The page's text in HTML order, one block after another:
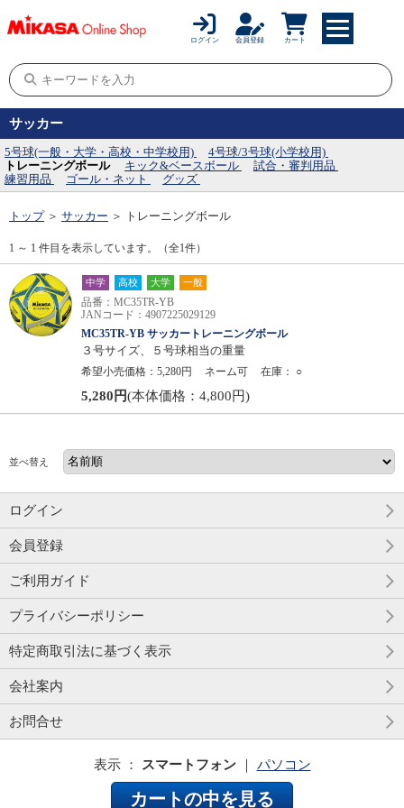
ログイン 会員登録 カート
サッカー
5号球(一般・大学・高校・中学校用)
4号球/3号球(小学校用)
トレーニングボール
キック&ベースボール
試合・審判用品
練習用品
ゴール・ネット グッズ
トップ ＞ サッカー ＞ トレーニングボール
1 ～ 1 件目を表示しています。（全1件）
中学 高校 大学 一般
品番：MC35TR-YB
JANコード：4907225029129
MC35TR-YB サッカートレーニングボール
３号サイズ、５号球相当の重量
希望小売価格：5,280円
ネーム可 在庫： ○
5,280円(本体価格：4,800円)
並べ替え
ログイン
会員登録
ご利用ガイド
プライバシーポリシー
特定商取引法に基づく表示
会社案内
お問合せ
表示 ： スマートフォン｜ パソコン
カートの中を見る